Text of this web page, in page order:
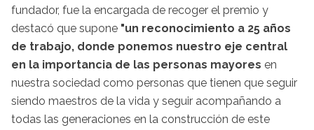
fundador, fue la encargada de recoger el premio y
destacó que supone "un reconocimiento a 25 años
de trabajo, donde ponemos nuestro eje central
en la importancia de las personas mayores en
nuestra sociedad como personas que tienen que seguir
siendo maestros de la vida y seguir acompañando a
todas las generaciones en la construcción de este